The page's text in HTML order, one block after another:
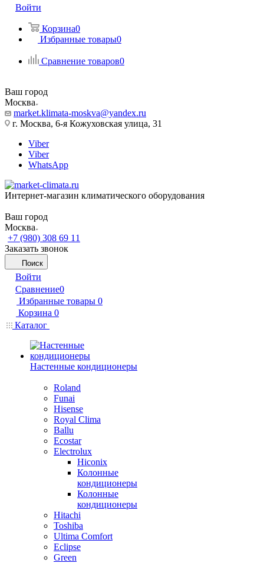
Войти
Корзина0
Избранные товары0
Сравнение товаров0
Ваш город
Москва
market.klimata-moskva@yandex.ru
г. Москва, 6-я Кожуховская улица, 31
Viber
Viber
WhatsApp
Интернет-магазин климатического оборудования
Ваш город
Москва
+7 (980) 308 69 11
Заказать звонок
Поиск
Войти
Сравнение0
Избранные товары 0
Корзина 0
Каталог
Настенные кондиционеры
Roland
Funai
Hisense
Royal Clima
Ballu
Ecostar
Electrolux
Hiconix
Колонные
кондиционеры
Колонные
кондиционеры
Hitachi
Toshiba
Ultima Comfort
Eclipse
Green